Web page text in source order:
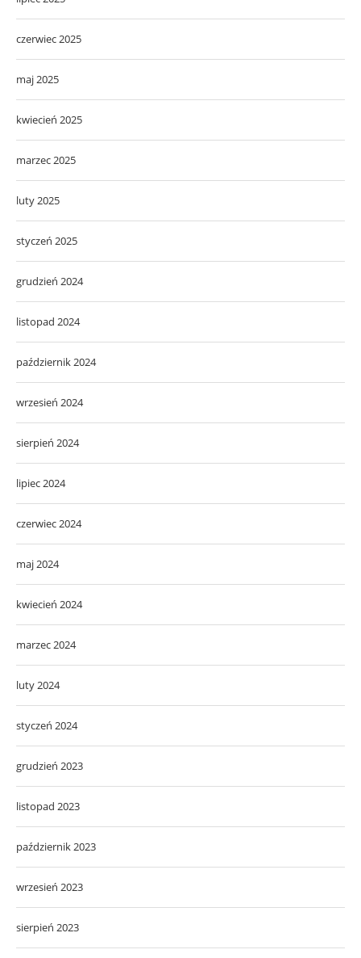
czerwiec 2025
maj 2025
kwiecień 2025
marzec 2025
luty 2025
styczeń 2025
grudzień 2024
listopad 2024
październik 2024
wrzesień 2024
sierpień 2024
lipiec 2024
czerwiec 2024
maj 2024
kwiecień 2024
marzec 2024
luty 2024
styczeń 2024
grudzień 2023
listopad 2023
październik 2023
wrzesień 2023
sierpień 2023